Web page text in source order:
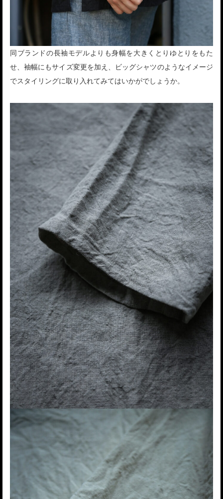
同ブランドの長袖モデルよりも身幅を大きくとりゆとりをもた
せ、袖幅にもサイズ変更を加え、ビッグシャツのようなイメージ
でスタイリングに取り入れてみてはいかがでしょうか。